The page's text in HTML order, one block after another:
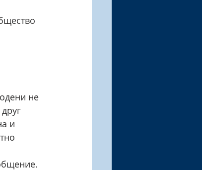
не
и